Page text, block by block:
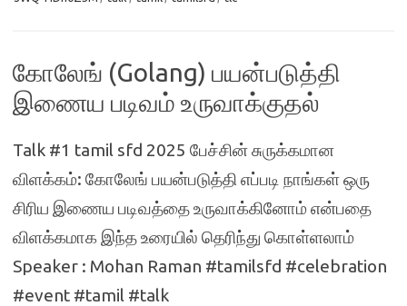
கோலேங் (Golang) பயன்படுத்தி
இணைய படிவம் உருவாக்குதல்
Talk #1 tamil sfd 2025 பேச்சின் சுருக்கமான
விளக்கம்: கோலேங் பயன்படுத்தி எப்படி நாங்கள் ஒரு
சிரிய இணைய படிவத்தை உருவாக்கினோம் என்பதை
விளக்கமாக இந்த உரையில் தெரிந்து கொள்ளலாம்
Speaker : Mohan Raman #tamilsfd #celebration
#event #tamil #talk